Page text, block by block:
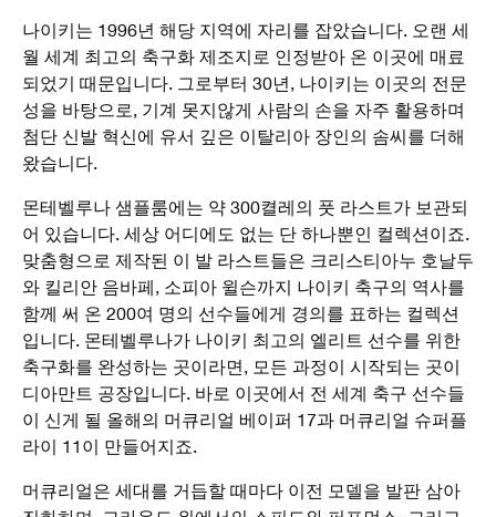
나이키는 1996년 해당 지역에 자리를 잡았습니다. 오랜 세
월 세계 최고의 축구화 제조지로 인정받아 온 이곳에 매료
되었기 때문입니다. 그로부터 30년, 나이키는 이곳의 전문
성을 바탕으로, 기계 못지않게 사람의 손을 자주 활용하며
첨단 신발 혁신에 유서 깊은 이탈리아 장인의 솜씨를 더해
왔습니다.
몬테벨루나 샘플룸에는 약 300켤레의 풋 라스트가 보관되
어 있습니다. 세상 어디에도 없는 단 하나뿐인 컬렉션이죠.
맞춤형으로 제작된 이 발 라스트들은 크리스티아누 호날두
와 킬리안 음바페, 소피아 윌슨까지 나이키 축구의 역사를
함께 써 온 200여 명의 선수들에게 경의를 표하는 컬렉션
입니다. 몬테벨루나가 나이키 최고의 엘리트 선수를 위한
축구화를 완성하는 곳이라면, 모든 과정이 시작되는 곳이
디아만트 공장입니다. 바로 이곳에서 전 세계 축구 선수들
이 신게 될 올해의 머큐리얼 베이퍼 17과 머큐리얼 슈퍼플
라이 11이 만들어지죠.
머큐리얼은 세대를 거듭할 때마다 이전 모델을 발판 삼아